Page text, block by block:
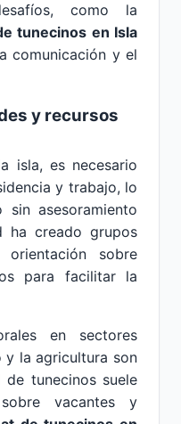
como la
tunecinos en Isla
comunicación y el
y recursos
isla, es necesario
y trabajo, lo
asesoramiento
ha creado grupos
sobre
para facilitar la
en sectores
y la agricultura son
tunecinos suele
vacantes y